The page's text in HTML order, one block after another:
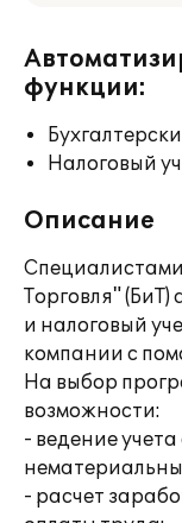
функции:
Налоговый
Описание
Торговля"
и налоговый
компании с
На выбор
возможности:
- ведение
- расчет